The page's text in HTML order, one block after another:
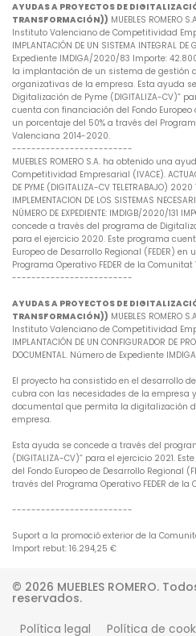
AYUDAS A PROYECTOS DE
TRANSFORMACIÓN)) MUEBLES
Instituto Valenciano de Competitividad
IMPLANTACIÓN DE UN SISTEMA INTEGRAL
Expediente IMDIGA/2020/83 Importe:
la implantación de un sistema de gestión
organizativas de la empresa. Esta ayuda
Digitalización de Pyme (DIGITALIZA-CV)”
cuenta con financiación del Fondo Europeo
un porcentaje del 50% a través del
Valenciana 2014-2020.
-------------------------
MUEBLES ROMERO S.A. ha obtenido una
Competitividad Empresarial (IVACE).
DE PYME (DIGITALIZA-CV TELETRABAJO) 2020
IMPLEMENTACION DE LOS SISTEMAS
NÚMERO DE EXPEDIENTE: IMDIGB/2020/131
concede a través del programa de
para el ejercicio 2020. Este programa
Europeo de Desarrollo Regional (FEDER)
Programa Operativo FEDER de la
-------------------------
AYUDAS A PROYECTOS DE
TRANSFORMACIÓN)) MUEBLES
Instituto Valenciano de Competitividad
IMPLANTACIÓN DE UN CONFIGURADOR DE
DOCUMENTAL. Número de Expediente
El proyecto ha consistido en el desarrollo
cubra con las necesidades de la empresa
documental que permita la digitalización
empresa.
Esta ayuda se concede a través del
(DIGITALIZA-CV)” para el ejercicio 2021.
del Fondo Europeo de Desarrollo Regional
través del Programa Operativo FEDER de
-------------------------
Suport a la promoció exterior de la
Import rebut: 16.294,25 €
© 2026 MUEBLES ROMERO.
reservados.
Política legal
Política de